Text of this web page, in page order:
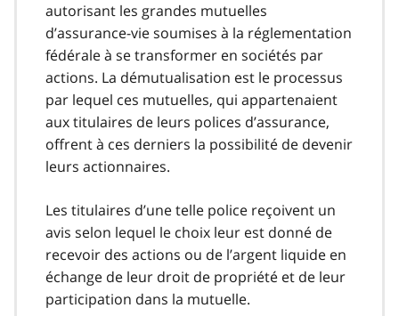
autorisant les grandes mutuelles
d’assurance-vie soumises à la réglementation
fédérale à se transformer en sociétés par
actions. La démutualisation est le processus
par lequel ces mutuelles, qui appartenaient
aux titulaires de leurs polices d’assurance,
offrent à ces derniers la possibilité de devenir
leurs actionnaires.
Les titulaires d’une telle police reçoivent un
avis selon lequel le choix leur est donné de
recevoir des actions ou de l’argent liquide en
échange de leur droit de propriété et de leur
participation dans la mutuelle.